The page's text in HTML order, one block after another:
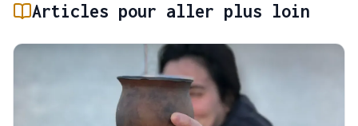
Articles pour aller plus loin